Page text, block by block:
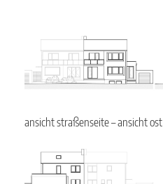
ansicht straßenseite – ansicht ost